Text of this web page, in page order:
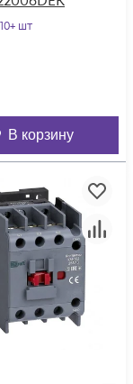
шт
В корзину